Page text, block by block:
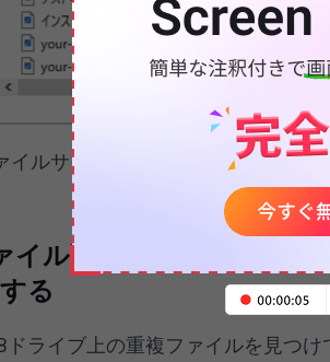
イルサイズで並べ替えることで、重
イル削除ツールでUSBド
る
ドライブ上の重複ファイルを見つ